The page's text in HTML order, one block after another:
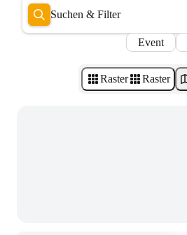
Suchen & Filter
Event
Raster Raster